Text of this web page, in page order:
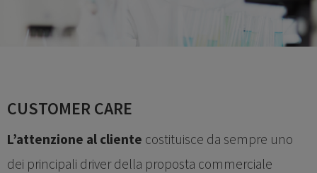
CUSTOMER CARE
L’attenzione al cliente costituisce da sempre uno
dei principali driver della proposta commerciale